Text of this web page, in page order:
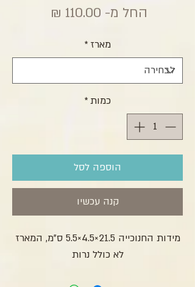
החל מ- 110.00 ₪
מארז *
כמות*
הוספה לסל
קנה עכשיו
מידות החנוכייה 21.5×4.5×5.5 ס”מ, המארז
לא כולל נרות